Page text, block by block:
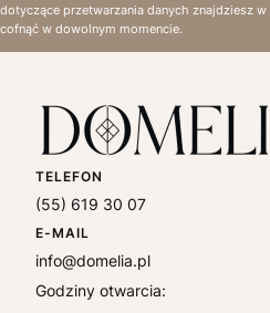
dotyczące przetwarzania danych znajdziesz w
cofnąć w dowolnym momencie.
TELEFON
(55) 619 30 07
E-MAIL
info@domelia.pl
Godziny otwarcia: